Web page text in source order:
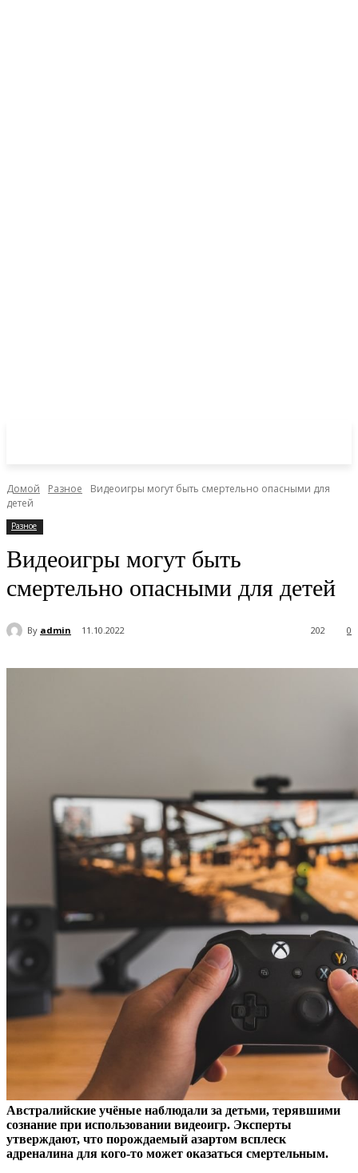
Домой Разное
Видеоигры могут быть смертельно опасными для
детей
Разное
Видеоигры могут быть
смертельно опасными для детей
By admin 11.10.2022 0
202
Австралийские учёные наблюдали за детьми, терявшими
сознание при использовании видеоигр. Эксперты
утверждают, что порождаемый азартом всплеск
адреналина для кого-то может оказаться смертельным.